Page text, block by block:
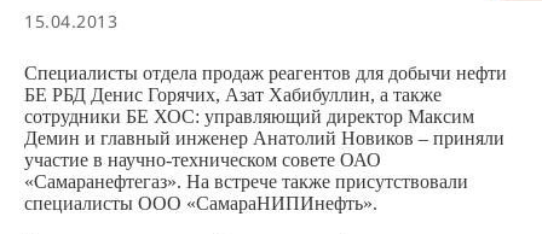
15.04.2013
Специалисты отдела продаж реагентов для добычи нефти
БЕ РБД Денис Горячих, Азат Хабибуллин, а также
сотрудники БЕ ХОС: управляющий директор Максим
Демин и главный инженер Анатолий Новиков – приняли
участие в научно-техническом совете ОАО
«Самаранефтегаз». На встрече также присутствовали
специалисты ООО «СамараНИПИнефть».